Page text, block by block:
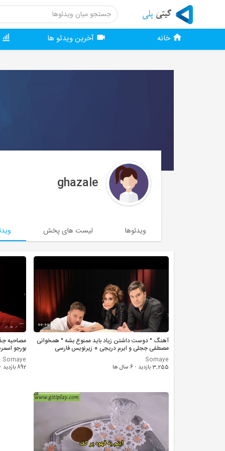
خانه آخرین ویدئو ها
ghazale
ویدئوها لیست های پخش
00:00
آهنگ " دوست داشتن زیاد باید ممنوع بشه " همخوانی
مصطفی ججلی و ایرم دریجی + زیرنویس فارسی
Somaye
3,255 بازدید
· 6 سال ها
مصاحبه
بورجو
Somaye
892 بازدید
·